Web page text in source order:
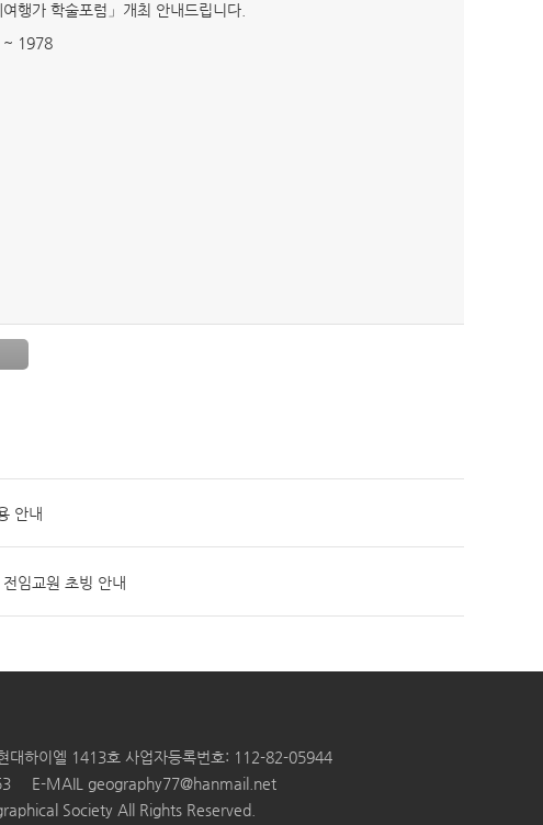
행가 학술포럼」개최 안내드립니다.
~ 1978
안내
임교원 초빙 안내
대하이엘 1413호 사업자등록번호: 112-82-05944
E-MAIL geography77@hanmail.net
Society All Rights Reserved.